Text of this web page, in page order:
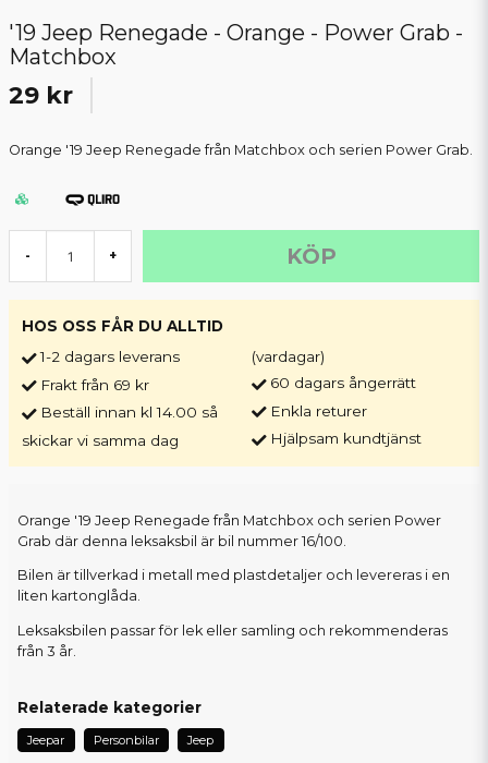
'19 Jeep Renegade - Orange - Power Grab -
Matchbox
29 kr
Orange '19 Jeep Renegade från Matchbox och serien Power Grab.
- + KÖP
HOS OSS FÅR DU ALLTID
1-2 dagars leverans
Frakt från 69 kr
Beställ innan kl 14.00 så
skickar vi samma dag
(vardagar)
60 dagars ångerrätt
Enkla returer
Hjälpsam kundtjänst
Orange '19 Jeep Renegade från Matchbox och serien Power
Grab där denna leksaksbil är bil nummer 16/100.
Bilen är tillverkad i metall med plastdetaljer och levereras i en
liten kartonglåda.
Leksaksbilen passar för lek eller samling och rekommenderas
från 3 år.
Relaterade kategorier
Jeepar Personbilar Jeep